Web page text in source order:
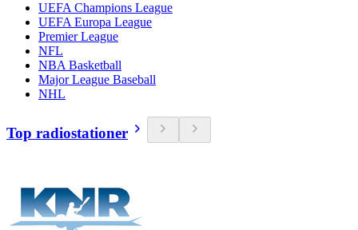
UEFA Champions League
UEFA Europa League
Premier League
NFL
NBA Basketball
Major League Baseball
NHL
Top radiostationer